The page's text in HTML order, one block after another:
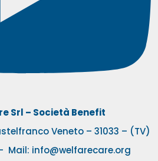
Srl – Società Benefit
Veneto – 31033 – (TV)
Mail: info@welfarecare.org